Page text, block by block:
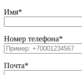
Имя*
Номер телефона*
Почта*